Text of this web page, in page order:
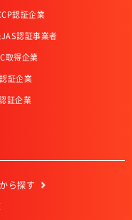
認証企業
認証事業者
取得企業
証企業
証企業
から探す